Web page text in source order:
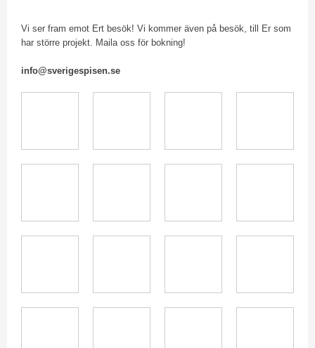
Vi ser fram emot Ert besök! Vi kommer även på besök, till Er som
har större projekt. Maila oss för bokning!
info@sverigespisen.se